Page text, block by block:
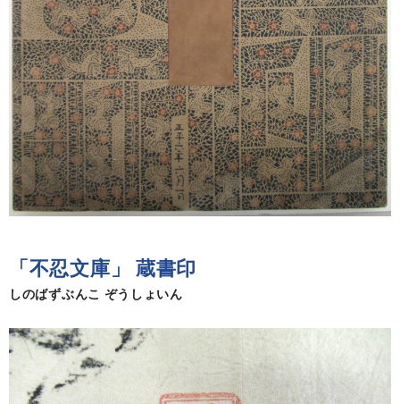
「不忍文庫」 蔵書印
しのばずぶんこ ぞうしょいん